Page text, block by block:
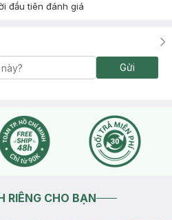
đầu tiên đánh giá
Gửi
RIÊNG CHO BẠN